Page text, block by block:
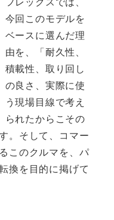
今回このモデルを
ベースに選んだ理
由を、「耐久性、
積載性、取り回し
の良さ、実際に使
う現場目線で考え
られたからこその
。そして、コマー
このクルマを、パ
換を目的に掲げて